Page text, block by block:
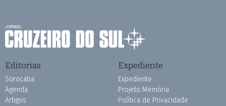
Editorias
Sorocaba
Agenda
Artigos
Expediente
Expediente
Projeto Memória
Política de Privacidade